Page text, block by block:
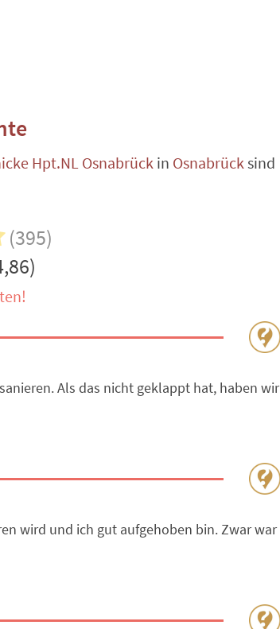
Hpt.NL Osnabrück in Osnabrücksind
(395)
Als das nicht geklappt hat, haben wir
wird und ich gut aufgehoben bin. Zwar war